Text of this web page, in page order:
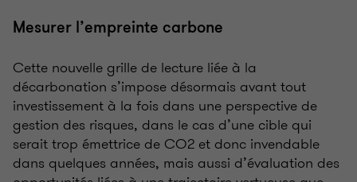
Mesurer l’empreinte carbone
Cette nouvelle grille de lecture liée à la
décarbonation s’impose désormais avant tout
investissement à la fois dans une perspective de
gestion des risques, dans le cas d’une cible qui
serait trop émettrice de CO2 et donc invendable
dans quelques années, mais aussi d’évaluation des